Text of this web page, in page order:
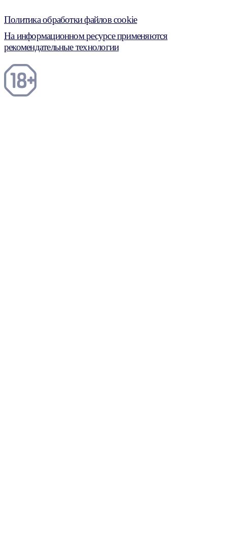
Политика обработки файлов cookie
На информационном ресурсе применяются
рекомендательные технологии